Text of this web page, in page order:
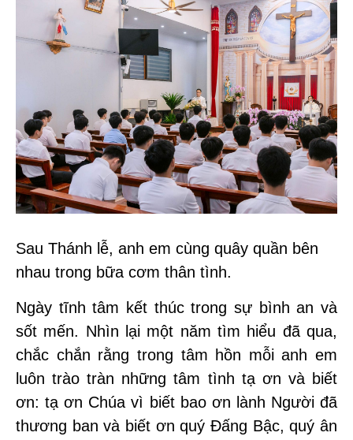
Sau Thánh lễ, anh em cùng quây quần bên
nhau trong bữa cơm thân tình.
Ngày tĩnh tâm kết thúc trong sự bình an và
sốt mến. Nhìn lại một năm tìm hiểu đã qua,
chắc chắn rằng trong tâm hồn mỗi anh em
luôn trào tràn những tâm tình tạ ơn và biết
ơn: tạ ơn Chúa vì biết bao ơn lành Người đã
thương ban và biết ơn quý Đấng Bậc, quý ân